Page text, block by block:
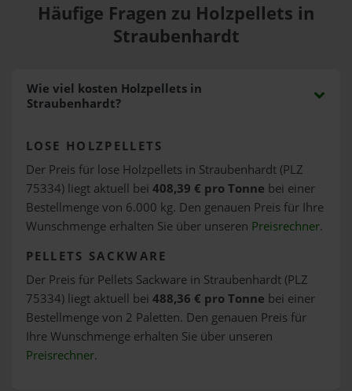
Häufige Fragen zu Holzpellets in
Straubenhardt
Wie viel kosten Holzpellets in
Straubenhardt?
LOSE HOLZPELLETS
Der Preis für lose Holzpellets in Straubenhardt (PLZ
75334) liegt aktuell bei 408,39 € pro Tonne bei einer
Bestellmenge von 6.000 kg. Den genauen Preis für Ihre
Wunschmenge erhalten Sie über unseren Preisrechner.
PELLETS SACKWARE
Der Preis für Pellets Sackware in Straubenhardt (PLZ
75334) liegt aktuell bei 488,36 € pro Tonne bei einer
Bestellmenge von 2 Paletten. Den genauen Preis für
Ihre Wunschmenge erhalten Sie über unseren
Preisrechner.